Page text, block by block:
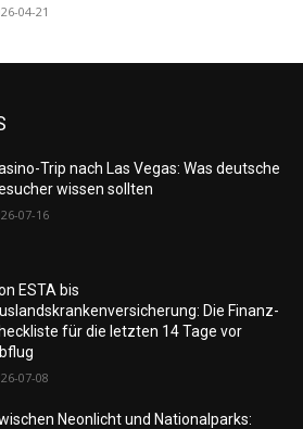
04-21
Trip nach Las Vegas: Was deutsche
wissen sollten
07-16
ESTA bis
Die Finanz-
für die letzten 14 Tage vor
07-08
Neonlicht und Nationalparks: